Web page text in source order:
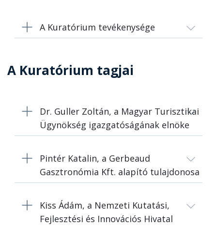
A Kuratórium tevékenysége
A Kuratórium tagjai
Dr. Guller Zoltán, a Magyar Turisztikai
Ügynökség igazgatóságának elnöke
Pintér Katalin, a Gerbeaud
Gasztronómia Kft. alapító tulajdonosa
Kiss Ádám, a Nemzeti Kutatási,
Fejlesztési és Innovációs Hivatal